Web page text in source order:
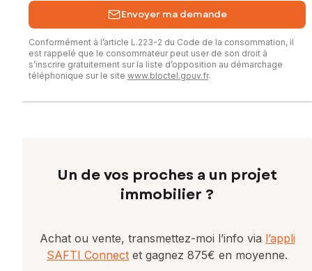
Envoyer ma demande
Conformément à l’article L.223-2 du Code de la consommation, il
est rappelé que le consommateur peut user de son droit à
s’inscrire gratuitement sur la liste d’opposition au démarchage
téléphonique sur le site www.bloctel.gouv.fr.
Un de vos proches a un projet
immobilier ?
Achat ou vente, transmettez-moi l’info via l’appli
SAFTI Connect et gagnez 875€ en moyenne.